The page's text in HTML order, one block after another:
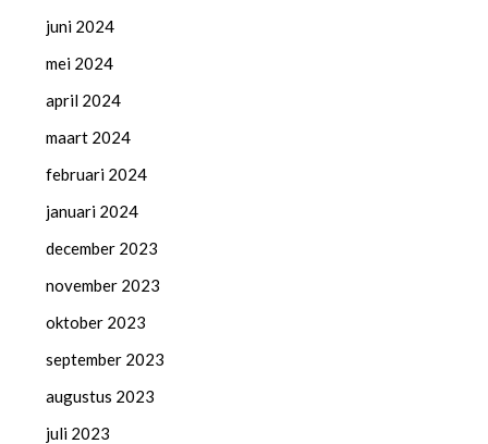
juni 2024
mei 2024
april 2024
maart 2024
februari 2024
januari 2024
december 2023
november 2023
oktober 2023
september 2023
augustus 2023
juli 2023